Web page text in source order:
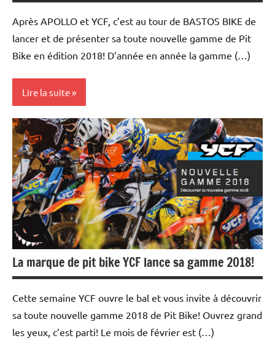
Après APOLLO et YCF, c’est au tour de BASTOS BIKE de
lancer et de présenter sa toute nouvelle gamme de Pit
Bike en édition 2018! D’année en année la gamme (…)
Lire la suite
Les
marques
Tests
et
essais
La marque de pit bike YCF lance sa gamme 2018!
Cette semaine YCF ouvre le bal et vous invite à découvrir
sa toute nouvelle gamme 2018 de Pit Bike! Ouvrez grand
les yeux, c’est parti! Le mois de février est (…)